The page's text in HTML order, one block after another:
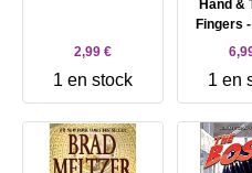
2,99 €
1 en stock
Hand &
Fingers
1 en